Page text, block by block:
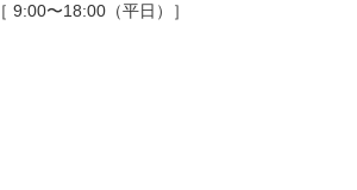
［ 9:00〜18:00（平日）］